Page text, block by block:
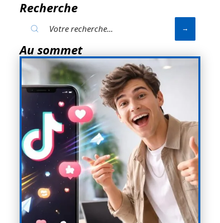
Recherche
Au sommet